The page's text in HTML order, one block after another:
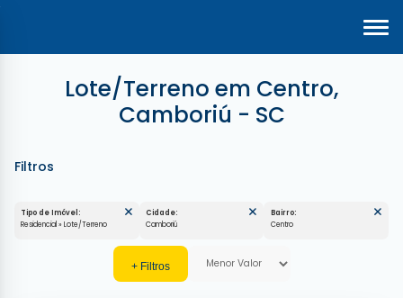
Lote/Terreno em Centro,
Camboriú - SC
Residencial » Lote/Terreno Camboriú